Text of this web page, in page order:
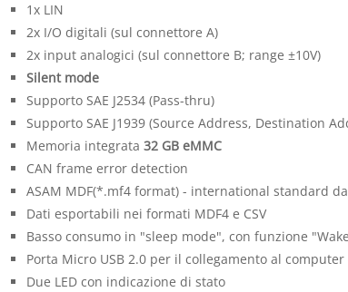
1x LIN
2x I/O digitali (sul connettore A)
2x input analogici (sul connettore B; range ±10V)
Silent mode
Supporto SAE J2534 (Pass-thru)
Supporto SAE J1939 (Source Address, Destination
Memoria integrata 32 GB eMMC
CAN frame error detection
ASAM MDF(*.mf4 format) - international standard
Dati esportabili nei formati MDF4 e CSV
Basso consumo in "sleep mode", con funzione
Porta Micro USB 2.0 per il collegamento al
Due LED con indicazione di stato